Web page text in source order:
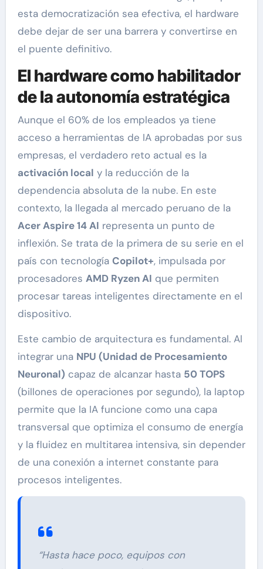
esta democratización sea efectiva, el hardware
debe dejar de ser una barrera y convertirse en
el puente definitivo.
El hardware como habilitador
de la autonomía estratégica
Aunque el 60% de los empleados ya tiene
acceso a herramientas de IA aprobadas por sus
empresas, el verdadero reto actual es la
activación local y la reducción de la
dependencia absoluta de la nube. En este
contexto, la llegada al mercado peruano de la
Acer Aspire 14 AI representa un punto de
inflexión. Se trata de la primera de su serie en el
país con tecnología Copilot+, impulsada por
procesadores AMD Ryzen AI que permiten
procesar tareas inteligentes directamente en el
dispositivo.
Este cambio de arquitectura es fundamental. Al
integrar una NPU (Unidad de Procesamiento
Neuronal) capaz de alcanzar hasta 50 TOPS
(billones de operaciones por segundo), la laptop
permite que la IA funcione como una capa
transversal que optimiza el consumo de energía
y la fluidez en multitarea intensiva, sin depender
de una conexión a internet constante para
procesos inteligentes.
“Hasta hace poco, equipos con